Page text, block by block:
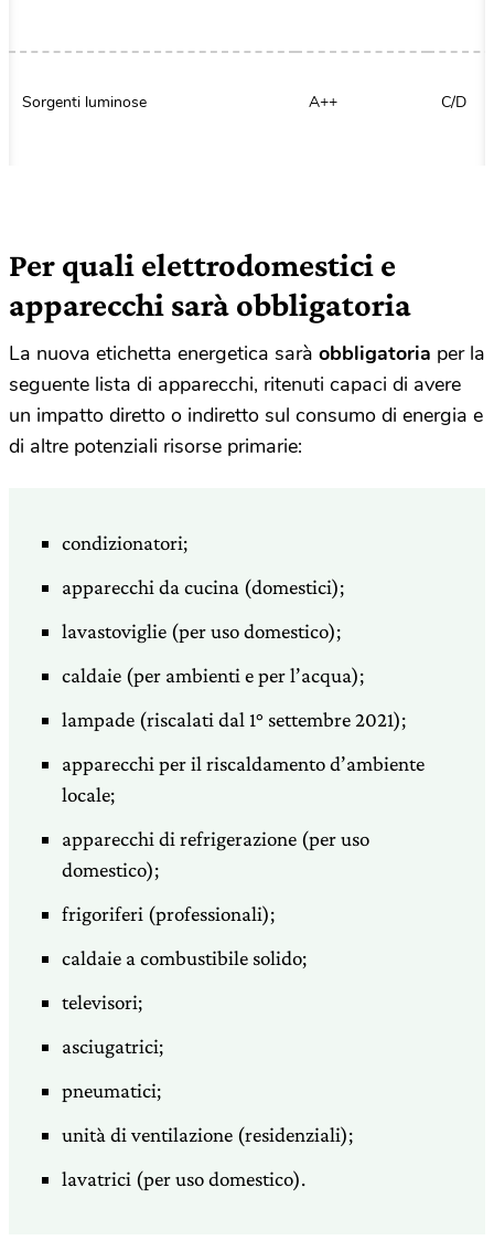
Sorgenti luminose A++ C/D
Per quali elettrodomestici e
apparecchi sarà obbligatoria
La nuova etichetta energetica sarà obbligatoria per la
seguente lista di apparecchi, ritenuti capaci di avere
un impatto diretto o indiretto sul consumo di energia e
di altre potenziali risorse primarie:
condizionatori;
apparecchi da cucina (domestici);
lavastoviglie (per uso domestico);
caldaie (per ambienti e per l’acqua);
lampade (riscalati dal 1° settembre 2021);
apparecchi per il riscaldamento d’ambiente
locale;
apparecchi di refrigerazione (per uso
domestico);
frigoriferi (professionali);
caldaie a combustibile solido;
televisori;
asciugatrici;
pneumatici;
unità di ventilazione (residenziali);
lavatrici (per uso domestico).